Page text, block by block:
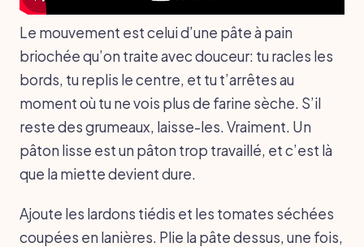
Le mouvement est celui d’une pâte à pain
briochée qu’on traite avec douceur: tu racles les
bords, tu replis le centre, et tu t’arrêtes au
moment où tu ne vois plus de farine sèche. S’il
reste des grumeaux, laisse-les. Vraiment. Un
pâton lisse est un pâton trop travaillé, et c’est là
que la miette devient dure.
Ajoute les lardons tiédis et les tomates séchées
coupées en lanières. Plie la pâte dessus, une fois,